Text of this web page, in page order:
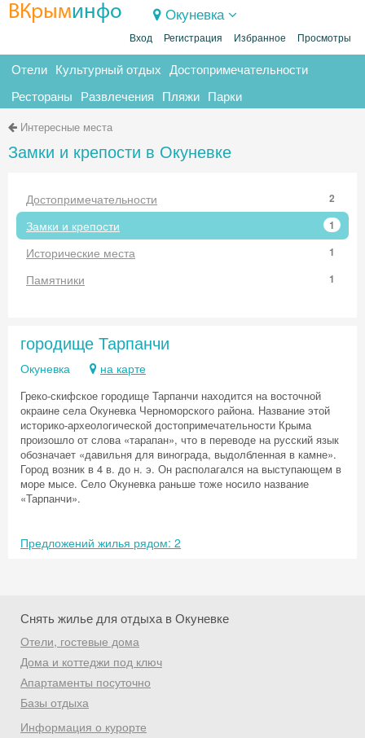
ВКрыминфо Окуневка
Вход Регистрация Избранное Просмотры
Отели Культурный отдых Достопримечательности
Рестораны Развлечения Пляжи Парки
Интересные места
Замки и крепости в Окуневке
Достопримечательности 2
Замки и крепости 1
Исторические места 1
Памятники 1
городище Тарпанчи
Окуневка на карте
Греко-скифское городище Тарпанчи находится на восточной
окраине села Окуневка Черноморского района. Название этой
историко-археологической достопримечательности Крыма
произошло от слова «тарапан», что в переводе на русский язык
обозначает «давильня для винограда, выдолбленная в камне».
Город возник в 4 в. до н. э. Он располагался на выступающем в
море мысе. Село Окуневка раньше тоже носило название
«Тарпанчи».
Предложений жилья рядом: 2
Снять жилье для отдыха в Окуневке
Отели, гостевые дома
Дома и коттеджи под ключ
Апартаменты посуточно
Базы отдыха
Информация о курорте
Скидка −5%
Хочешь дешевле? Оставь почту и получи
промокод на первое бронирование!